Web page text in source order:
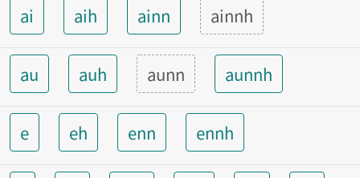
ai aih ainn ainnh
au auh aunn aunnh
e eh enn ennh